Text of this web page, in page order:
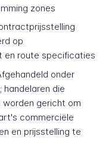
zones
op
en route specificaties
onder
die
worden gericht om
commerciële
en prijsstelling te